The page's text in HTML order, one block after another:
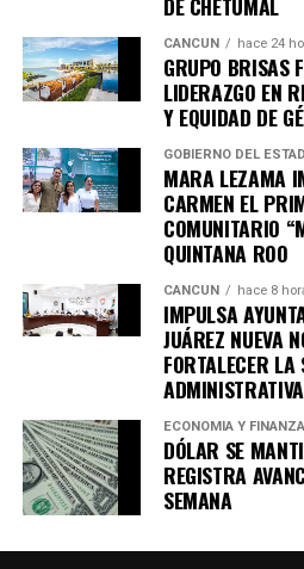
DE CHETUMAL
CANCÚN hace 24
GRUPO BRISAS
LIDERAZGO EN
Y EQUIDAD DE
GOBIERNO DEL
MARA LEZAMA
CARMEN EL
COMUNITARIO
QUINTANA ROO
CANCÚN hace 8
IMPULSA
JUÁREZ NUEVA
FORTALECER
ADMINISTRATIVA
ECONOMÍA Y
DÓLAR SE
REGISTRA
SEMANA